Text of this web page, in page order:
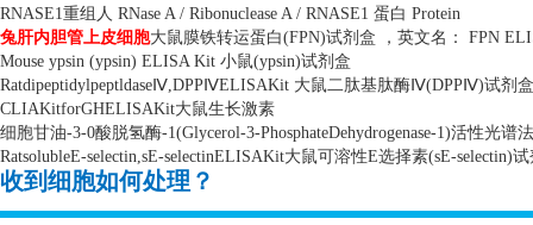
RNASE1重组人 RNase A / Ribonuclease A / RNASE1 蛋白 Protein
兔肝内胆管上皮细胞大鼠膜铁转运蛋白(FPN)试剂盒 ，英文名：
FPN
Mouse ypsin (ypsin) ELISA Kit 小鼠(ypsin)试剂盒
Ratdipeptidylpeptldase Ⅳ,DPP ⅣELISAKit 大鼠二肽基肽酶Ⅳ(DPP Ⅳ)试剂盒
CLIAKitforGHELISAKit大鼠生长激素
细胞甘油-3-0酸脱氢酶-1(Glycerol-3-PhosphateDehydrogenase-1)活性光谱
RatsolubleE-selectin,sE-selectinELISAKit大鼠可溶性E选择素(sE-selectin)试
收到细胞如何处理？